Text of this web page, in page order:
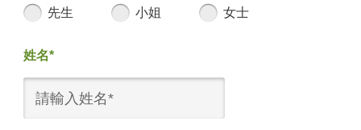
先生
小姐 女士
姓名*